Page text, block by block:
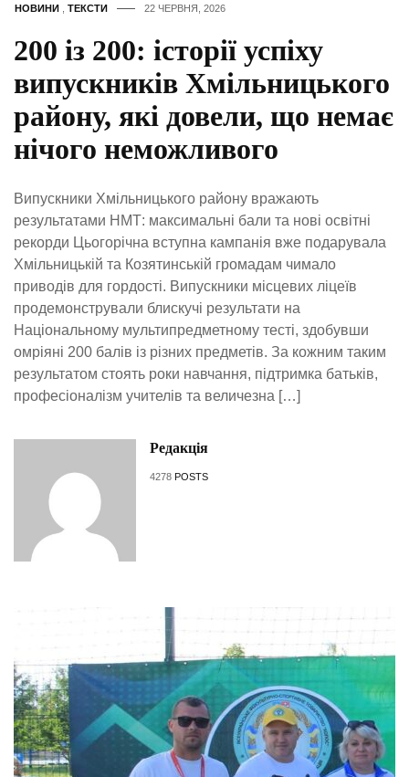
НОВИНИ ТЕКСТИ 22 ЧЕРВНЯ, 2026
200 із 200: історії успіху
випускників Хмільницького
району, які довели, що немає
нічого неможливого
Випускники Хмільницького району вражають
результатами НМТ: максимальні бали та нові освітні
рекорди Цьогорічна вступна кампанія вже подарувала
Хмільницькій та Козятинській громадам чимало
приводів для гордості. Випускники місцевих ліцеїв
продемонстрували блискучі результати на
Національному мультипредметному тесті, здобувши
омріяні 200 балів із різних предметів. За кожним таким
результатом стоять роки навчання, підтримка батьків,
професіоналізм учителів та величезна […]
Редакція
4278 POSTS